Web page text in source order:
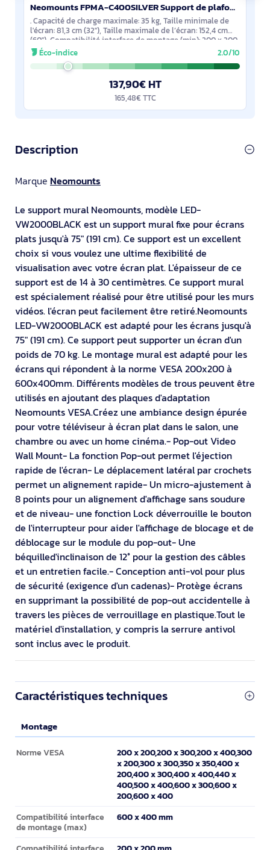
Neomounts FPMA-C400SILVER Support de plafond pour écran de 32-60" - h64-104 cm
. Capacité de charge maximale: 35 kg, Taille minimale de
l'écran: 81,3 cm (32"), Taille maximale de l’écran: 152,4 cm
(60"), Compatibilité interface de montage (min): 200 x 200
mm, Compatibilité
Éco-indice 2.0/10
137,90€ HT
165,48€ TTC
Description
Marque Neomounts
Le support mural Neomounts, modèle LED-
VW2000BLACK est un support mural fixe pour écrans
plats jusqu'à 75" (191 cm). Ce support est un excellent
choix si vous voulez une ultime flexibilité de
visualisation avec votre écran plat. L'épaisseur de ce
support est de 14 à 30 centimètres. Ce support mural
est spécialement réalisé pour être utilisé pour les murs
vidéos. l'écran peut facilement être retiré.Neomounts
LED-VW2000BLACK est adapté pour les écrans jusqu'à
75" (191 cm). Ce support peut supporter un écran d'un
poids de 70 kg. Le montage mural est adapté pour les
écrans qui répondent à la norme VESA 200x200 à
600x400mm. Différents modèles de trous peuvent être
utilisés en ajoutant des plaques d'adaptation
Neomounts VESA.Créez une ambiance design épurée
pour votre téléviseur à écran plat dans le salon, une
chambre ou avec un home cinéma.- Pop-out Video
Wall Mount- La fonction Pop-out permet l'éjection
rapide de l'écran- Le déplacement latéral par crochets
permet un alignement rapide- Un micro-ajustement à
8 points pour un alignement d'affichage sans soudure
et de niveau- une fonction Lock déverrouille le bouton
de l'interrupteur pour aider l'affichage de blocage et de
déblocage sur le module du pop-out- Une
béquilled'inclinaison de 12° pour la gestion des câbles
et un entretien facile.- Conception anti-vol pour plus
de sécurité (exigence d'un cadenas)- Protège écrans
en supprimant la possibilité de pop-out accidentelle à
travers les pièces de verrouillage en plastique.Tout le
matériel d'installation, y compris la serrure antivol
sont inclus avec le produit.
Caractéristiques techniques
Montage
Montage
Norme VESA
200 x 200,200 x 300,200 x 400,300
x 200,300 x 300,350 x 350,400 x
200,400 x 300,400 x 400,440 x
400,500 x 400,600 x 300,600 x
200,600 x 400
Compatibilité interface
de montage (max)
600 x 400 mm